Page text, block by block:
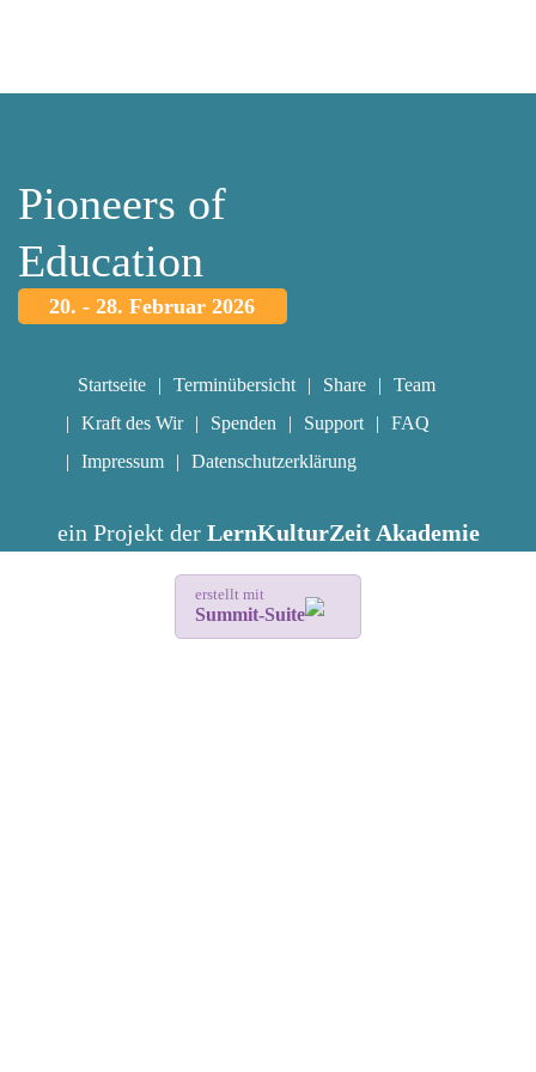
Pioneers of
Education
20. - 28. Februar 2026
Startseite Terminübersicht Share
Team
Kraft des Wir
Spenden Support
FAQ
Impressum
Datenschutzerklärung
ein Projekt der LernKulturZeit Akademie
erstellt mit
Summit-Suite